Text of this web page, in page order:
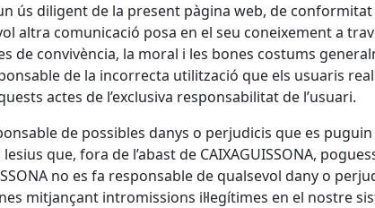
ús diligent de la present pàgina web, de
altra comunicació posa en el seu coneixement a
de convivència, la moral i les bones costums
de la incorrecta utilització que els usuaris
actes de l’exclusiva responsabilitat de l’usuari.
de possibles danys o perjudicis que es
que, fora de l’abast de CAIXAGUISSONA,
no es fa responsable de qualsevol dany o
mitjançant intromissions il·legítimes en el nostre